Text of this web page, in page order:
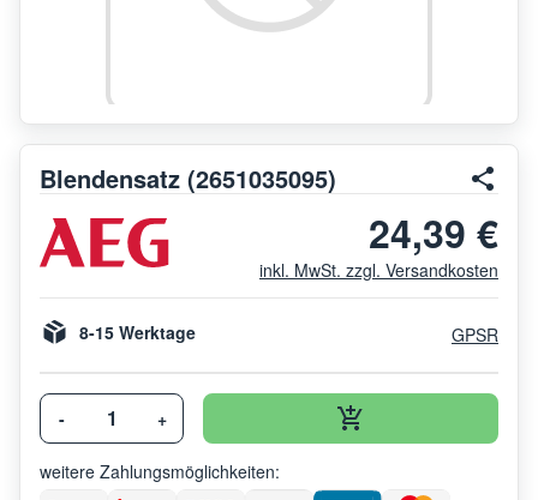
Blendensatz (2651035095)
24,39 €
inkl. MwSt. zzgl. Versandkosten
8-15 Werktage GPSR
- +
weitere Zahlungsmöglichkeiten: